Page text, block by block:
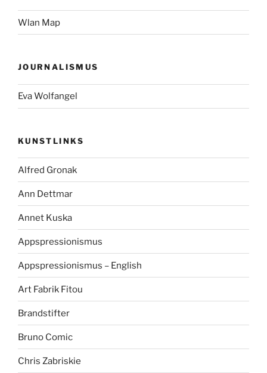
Wlan Map
JOURNALISMUS
Eva Wolfangel
KUNSTLINKS
Alfred Gronak
Ann Dettmar
Annet Kuska
Appspressionismus
Appspressionismus – English
Art Fabrik Fitou
Brandstifter
Bruno Comic
Chris Zabriskie